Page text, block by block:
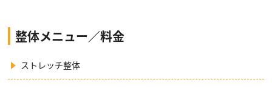
整体メニュー／料金
ストレッチ整体